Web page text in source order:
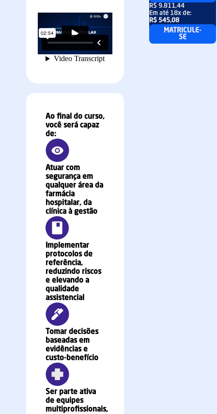
Ao final do curso,
você será capaz
de:
Atuar com
segurança em
qualquer área da
farmácia
hospitalar, da
clínica à gestão
Implementar
protocolos de
referência,
reduzindo riscos
e elevando a
qualidade
assistencial
Tomar decisões
baseadas em
evidências e
custo-benefício
Ser parte ativa
de equipes
multiprofissionais,
R$ 9.811,44
Em até 18x de:
R$ 545,08
MATRICULE-
SE